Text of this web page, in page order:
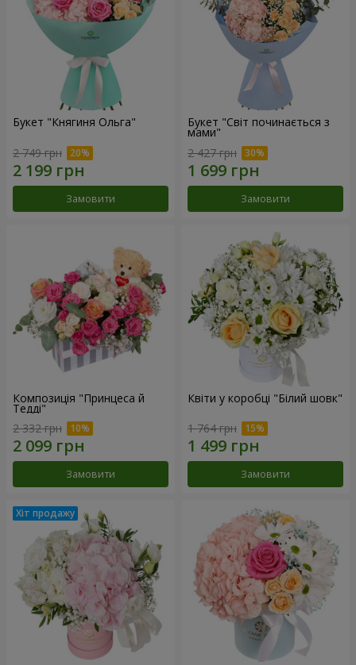
Букет "Княгиня Ольга"
2 749 грн
Замовити
Букет "Світ починається з
мами"
2 427 грн
Замовити
Композиція "Принцеса й
Тедді"
2 332 грн
Замовити
Квіти у коробці "Білий шовк"
1 764 грн
Замовити